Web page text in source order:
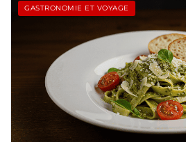
GASTRONOMIE ET VOYAGE